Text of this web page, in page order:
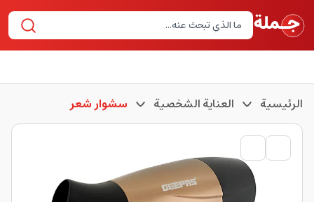
الرئيسية العناية الشخصية سشوار شعر